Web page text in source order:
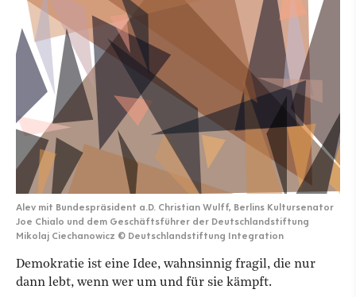
Alev mit Bundespräsident a.D. Christian Wulff, Berlins Kultursenator
Joe Chialo und dem Geschäftsführer der Deutschlandstiftung
Mikolaj Ciechanowicz © Deutschlandstiftung Integration
Demokratie ist eine Idee, wahnsinnig fragil, die nur
dann lebt, wenn wer um und für sie kämpft.